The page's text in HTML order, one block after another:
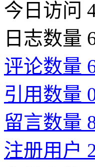
今日访问
日志数量
评论数量
引用数量
留言数量
注册用户